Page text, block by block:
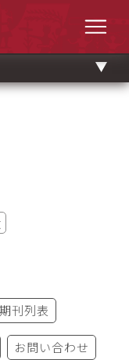
期刊列表
お問い合わせ